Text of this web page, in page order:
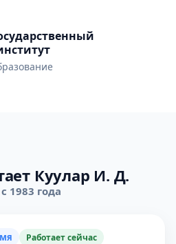
Куулар И. Д.
1983 года
Работает сейчас